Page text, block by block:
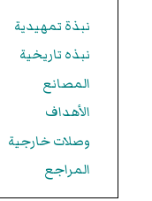
نبذة تمهيدية
نبذه تاريخية
المصانع
الأهداف
وصلات خارجية
المراجع